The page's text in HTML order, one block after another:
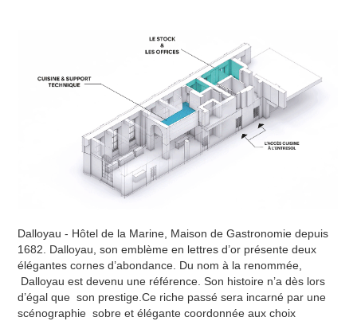
Dalloyau - Hôtel de la Marine, Maison de Gastronomie depuis
1682. Dalloyau, son emblème en lettres d’or présente deux
élégantes cornes d’abondance. Du nom à la renommée,
Dalloyau est devenu une référence. Son histoire n’a dès lors
d’égal que son prestige.Ce riche passé sera incarné par une
scénographie sobre et élégante coordonnée aux choix